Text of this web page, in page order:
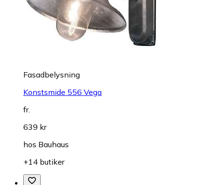
Fasadbelysning
Konstsmide 556 Vega
fr.
639 kr
hos Bauhaus
+14 butiker